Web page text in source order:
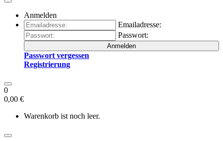
Anmelden
Emailadresse:
Passwort:
Anmelden
Passwort vergessen
Registrierung
0
0,00 €
Warenkorb ist noch leer.